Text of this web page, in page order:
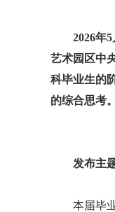
2026年
艺术园区中
科毕业生的
的综合思考。
发布主
本届毕